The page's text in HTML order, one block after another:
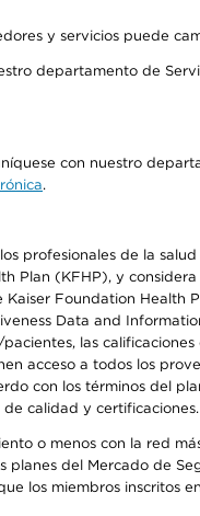
y servicios puede
departamento de
con nuestro
.
profesionales de la
Plan (KFHP), y
Foundation Health
Data and
las
acceso a todos los
con los términos del
calidad y certificaciones.
o menos con la red
del Mercado de
los miembros inscritos